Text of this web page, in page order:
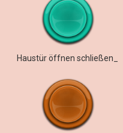
Haustür öffnen schließen_